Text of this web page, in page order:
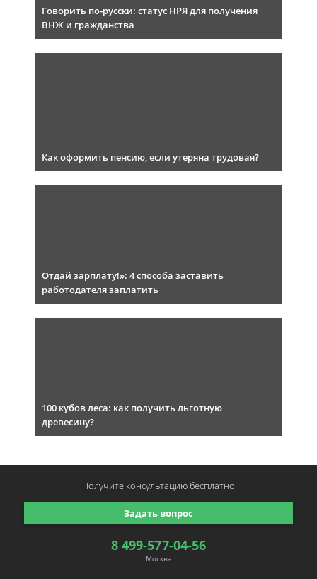
Говорить по-русски: статус НРЯ для получения
ВНЖ и гражданства
Как оформить пенсию, если утеряна трудовая?
Отдай зарплату!»: 4 способа заставить
работодателя заплатить
100 кубов леса: как получить льготную
древесину?
8 499-577-04-56
Москва
Задать вопрос
Получите консультациюбесплатно